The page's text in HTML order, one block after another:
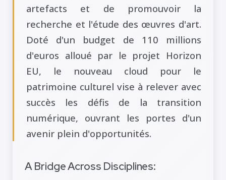
artefacts et de promouvoir la
recherche et l'étude des œuvres d'art.
Doté d'un budget de 110 millions
d'euros alloué par le projet Horizon
EU, le nouveau cloud pour le
patrimoine culturel vise à relever avec
succès les défis de la transition
numérique, ouvrant les portes d'un
avenir plein d'opportunités.
A Bridge Across Disciplines: